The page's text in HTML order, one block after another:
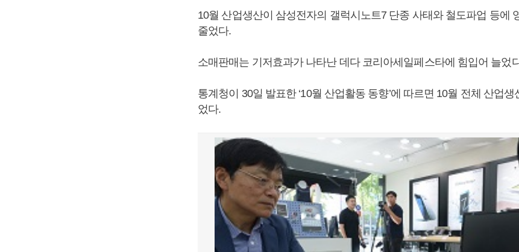
10월 산업생산이 삼성전자의 갤럭시노트7 단종 사태와 철도파업 등에
줄었다.
소매판매는 기저효과가 나타난 데다 코리아세일페스타에 힘입어 늘었
통계청이 30일 발표한 ‘10월 산업활동 동향’에 따르면 10월 전체 산업
었다.